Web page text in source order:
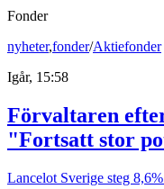
Fonder
nyheter,fonder/Aktiefonder
Igår, 15:58
Förvaltaren
"Fortsatt stor
Lancelot Sverige steg